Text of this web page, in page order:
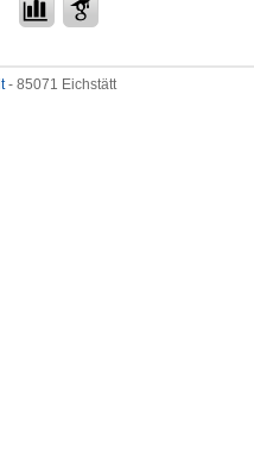
- 85071 Eichstätt